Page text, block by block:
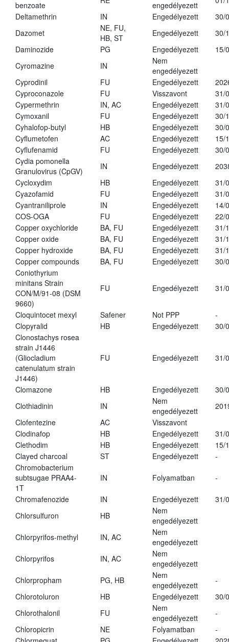
benzoate
engedélyezett
Deltamethrin
IN Engedélyezett
30/
Dazomet
NE, FU,
HB, ST
Engedélyezett
30/
Daminozide
PG Engedélyezett
15/
Cyromazine
IN
Nem
engedélyezett
Cyprodinil
FU Engedélyezett
Cyproconazole
FU Visszavont
31/
Cypermethrin
IN, AC Engedélyezett
31/
Cymoxanil
FU Engedélyezett
30/
Cyhalofop-butyl
HB Engedélyezett
30/
Cyflumetofen
AC Engedélyezett
15/
Cyflufenamid
FU Engedélyezett
30/
Cydia pomonella
Granulovirus (CpGV)
IN Engedélyezett
Cycloxydim
HB Engedélyezett
31/
Cyazofamid
FU Engedélyezett
31/
Cyantraniliprole
IN Engedélyezett
14/
COS-OGA
FU Engedélyezett
22/
Copper oxychloride
BA, FU Engedélyezett
31/
Copper oxide
BA, FU Engedélyezett
31/
Copper hydroxide
BA, FU Engedélyezett
31/
Copper compounds
BA, FU Engedélyezett
30/
Coniothyrium
minitans Strain
CON/M/91-08 (DSM
9660)
FU Engedélyezett 31/
Cloquintocet mexyl Safener Not PPP
-
Clopyralid
HB Engedélyezett
30/
Clonostachys rosea
strain J1446
(Gliocladium
catenulatum strain
J1446)
FU Engedélyezett 31/
Clomazone HB Engedélyezett
30/
Clothiadinin
IN
Nem
engedélyezett
Clofentezine
AC
Visszavont
Clodinafop
HB Engedélyezett
31/
Clethodim
HB Engedélyezett
15/
Clayed charcoal
ST Engedélyezett
-
Chromobacterium
subtsugae PRAA4-
1T
IN Folyamatban -
Chromafenozide IN Engedélyezett
31/
Chlorsulfuron
HB
Nem
engedélyezett
Chlorpyrifos-methyl
IN, AC
Nem
engedélyezett
Chlorpyrifos
IN, AC
Nem
engedélyezett
Chlorpropham
PG, HB
Nem
engedélyezett
-
Chlorotoluron
HB Engedélyezett
30/
Chlorothalonil
FU
Nem
engedélyezett
-
Chloropicrin
NE Folyamatban
-